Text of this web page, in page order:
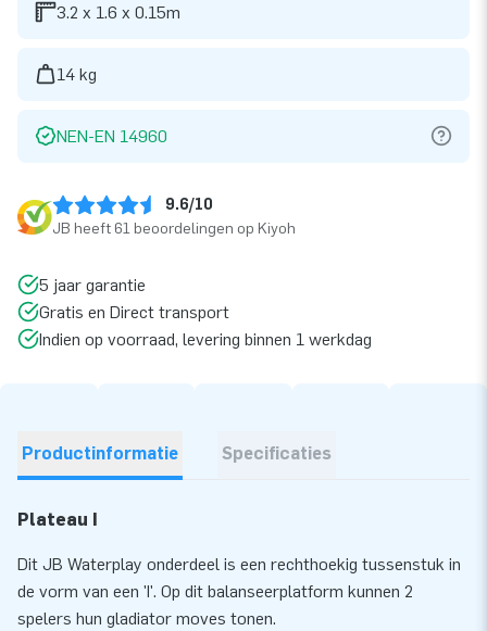
3.2 x 1.6 x 0.15m
14 kg
NEN-EN 14960
9.6/10
JB heeft 61 beoordelingen op Kiyoh
5 jaar garantie
Gratis en Direct transport
Indien op voorraad, levering binnen 1 werkdag
Productinformatie Specificaties
Plateau I
Dit JB Waterplay onderdeel is een rechthoekig tussenstuk in
de vorm van een 'I'. Op dit balanseerplatform kunnen 2
spelers hun gladiator moves tonen.